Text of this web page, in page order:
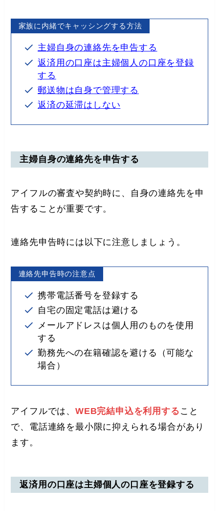
家族に内緒でキャッシングする方法
主婦自身の連絡先を申告する
返済用の口座は主婦個人の口座を登録
する
郵送物は自身で管理する
返済の延滞はしない
主婦自身の連絡先を申告する
アイフルの審査や契約時に、自身の連絡先を申
告することが重要です。
連絡先申告時には以下に注意しましょう。
連絡先申告時の注意点
携帯電話番号を登録する
自宅の固定電話は避ける
メールアドレスは個人用のものを使用
する
勤務先への在籍確認を避ける（可能な
場合）
アイフルでは、WEB完結申込を利用する こと
で、電話連絡を最小限に抑えられる場合があり
ます。
返済用の口座は主婦個人の口座を登録する